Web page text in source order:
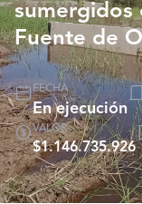
sumergidos
Fuente de
FECHA
En ejecución
VALOR
$1.146.735.926